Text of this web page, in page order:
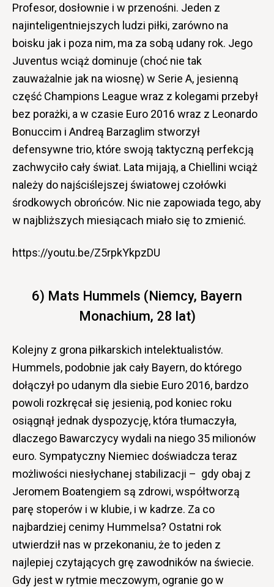
Profesor, dosłownie i w przenośni. Jeden z
najinteligentniejszych ludzi piłki, zarówno na
boisku jak i poza nim, ma za sobą udany rok. Jego
Juventus wciąż dominuje (choć nie tak
zauważalnie jak na wiosnę) w Serie A, jesienną
część Champions League wraz z kolegami przebył
bez porażki, a w czasie Euro 2016 wraz z Leonardo
Bonuccim i Andreą Barzaglim stworzył
defensywne trio, które swoją taktyczną perfekcją
zachwyciło cały świat. Lata mijają, a Chiellini wciąż
należy do najściślejszej światowej czołówki
środkowych obrońców. Nic nie zapowiada tego, aby
w najbliższych miesiącach miało się to zmienić.
https://youtu.be/Z5rpkYkpzDU
6) Mats Hummels (Niemcy, Bayern
Monachium, 28 lat)
Kolejny z grona piłkarskich intelektualistów.
Hummels, podobnie jak cały Bayern, do którego
dołączył po udanym dla siebie Euro 2016, bardzo
powoli rozkręcał się jesienią, pod koniec roku
osiągnął jednak dyspozycję, która tłumaczyła,
dlaczego Bawarczycy wydali na niego 35 milionów
euro. Sympatyczny Niemiec doświadcza teraz
możliwości niesłychanej stabilizacji – gdy obaj z
Jeromem Boatengiem są zdrowi, współtworzą
parę stoperów i w klubie, i w kadrze. Za co
najbardziej cenimy Hummelsa? Ostatni rok
utwierdził nas w przekonaniu, że to jeden z
najlepiej czytających grę zawodników na świecie.
Gdy jest w rytmie meczowym, ogranie go w